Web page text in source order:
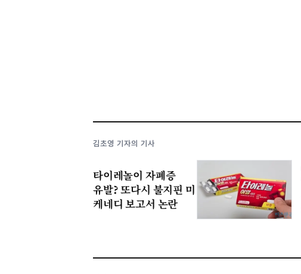
김초영 기자의 기사
타이레놀이 자폐증
유발? 또다시 불지핀 미
케네디 보고서 논란